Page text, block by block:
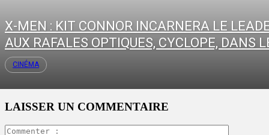
X-MEN : KIT CONNOR INCARNERA LE
AUX RAFALES OPTIQUES, CYCLOPE, DANS
CINÉMA
LAISSER UN COMMENTAIRE